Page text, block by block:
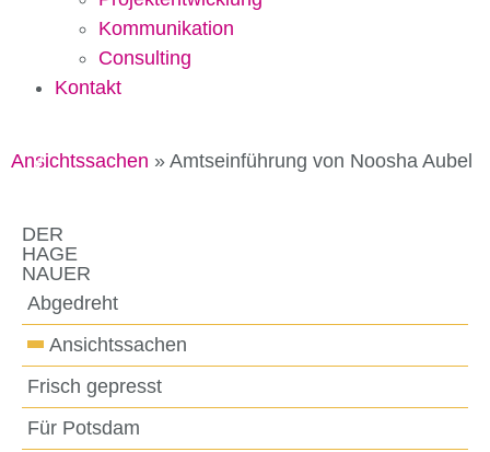
Kommunikation
Consulting
Kontakt
Ansichtssachen » Amtseinführung von Noosha Aubel
DER
HAGE
NAUER
Abgedreht
Ansichtssachen
Frisch gepresst
Für Potsdam